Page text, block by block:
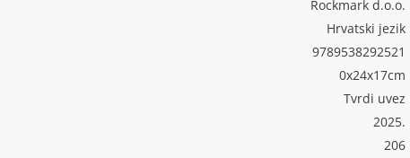
Rockmark d.o.o.
Hrvatski jezik
9789538292521
0x24x17cm
Tvrdi uvez
2025.
206